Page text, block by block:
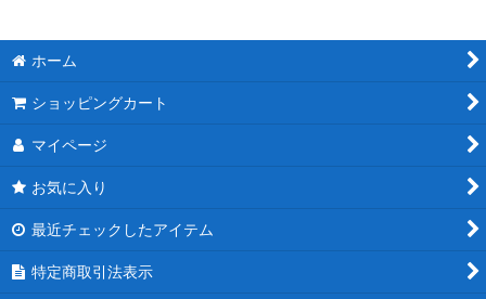
ホーム
ショッピングカート
マイページ
お気に入り
最近チェックしたアイテム
特定商取引法表示